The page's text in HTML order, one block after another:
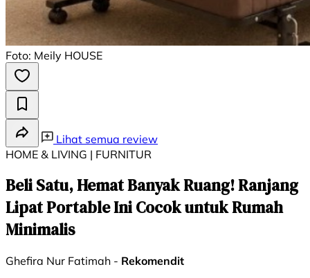
Foto: Meily HOUSE
Lihat semua review
HOME & LIVING | ⁠FURNITUR
Beli Satu, Hemat Banyak Ruang! Ranjang
Lipat Portable Ini Cocok untuk Rumah
Minimalis
Ghefira Nur Fatimah - Rekomendit